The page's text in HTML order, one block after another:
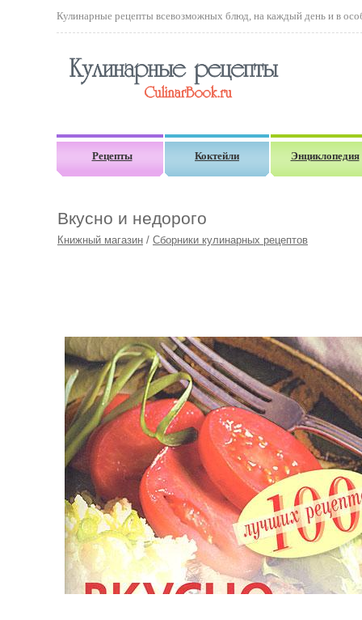
Кулинарные рецепты всевозможных блюд, на каждый день и в
Рецепты Коктейли Энциклопедия
Вкусно и недорого
Книжный магазин / Сборники кулинарных рецептов